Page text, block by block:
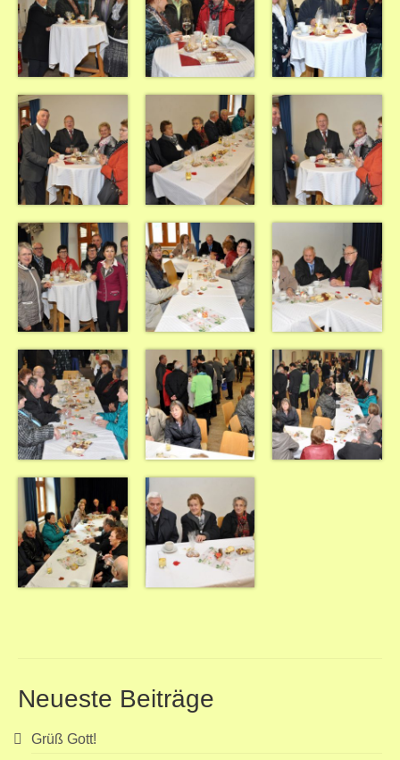
Neueste Beiträge
Grüß Gott!